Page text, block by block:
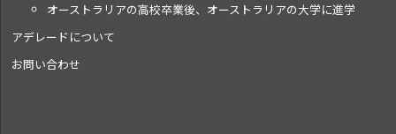
オーストラリアの高校卒業後、オーストラリアの大学に進学
アデレードについて
お問い合わせ